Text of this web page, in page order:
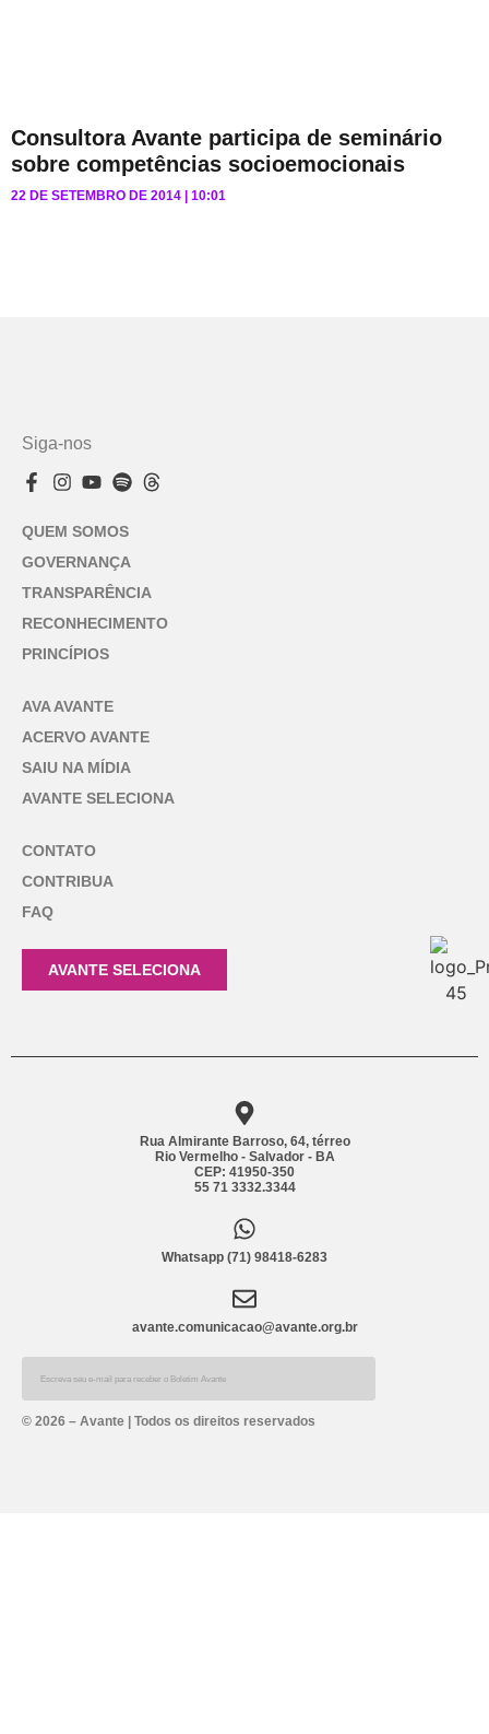
Consultora Avante participa de seminário
sobre competências socioemocionais
22 DE SETEMBRO DE 2014 10:01
Siga-nos
QUEM SOMOS
GOVERNANÇA
TRANSPARÊNCIA
RECONHECIMENTO
PRINCÍPIOS
AVA AVANTE
ACERVO AVANTE
SAIU NA MÍDIA
AVANTE SELECIONA
CONTATO
CONTRIBUA
FAQ
AVANTE SELECIONA
Rua Almirante Barroso, 64, térreo
Rio Vermelho - Salvador - BA
CEP: 41950-350
55 71 3332.3344
Whatsapp (71) 98418-6283
avante.comunicacao@avante.org.br
Alternative:
© 2026 – Avante | Todos os direitos reservados